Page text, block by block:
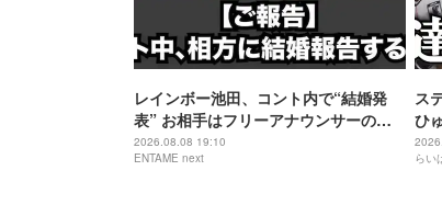
レインボー池田、コント内で“結婚発
表” お相手はフリーアナウンサーの佐
藤佳奈
2026.08.08 19:10
ENTAME next
ス
ひ
らい